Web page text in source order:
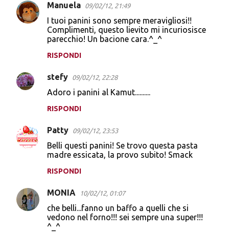
Manuela 09/02/12, 21:49
I tuoi panini sono sempre meravigliosi!!
Complimenti, questo lievito mi incuriosisce
parecchio! Un bacione cara.^_^
RISPONDI
stefy 09/02/12, 22:28
Adoro i panini al Kamut..........
RISPONDI
Patty 09/02/12, 23:53
Belli questi panini! Se trovo questa pasta
madre essicata, la provo subito! Smack
RISPONDI
MONIA 10/02/12, 01:07
che belli...fanno un baffo a quelli che si
vedono nel forno!!! sei sempre una super!!!
^_^